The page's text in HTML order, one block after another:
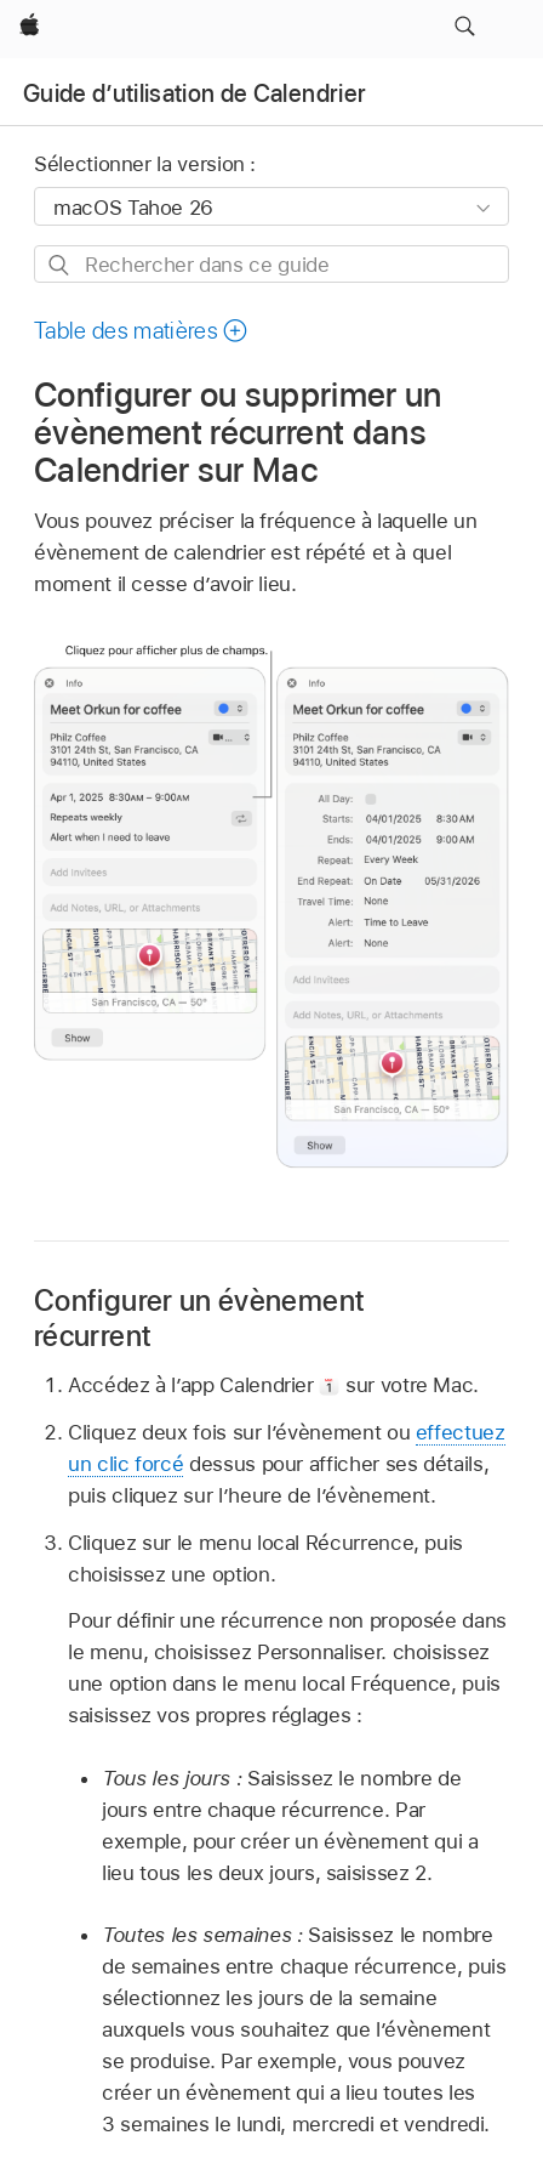
Apple
Guide d’utilisation de Calendrier
Sélectionner la version :
Rechercher
ce
Table des matières
Configurer ou supprimer un
évènement récurrent dans
Calendrier sur Mac
Vous pouvez préciser la fréquence à laquelle un
évènement de calendrier est répété et à quel
moment il cesse d’avoir lieu.
Configurer un évènement
récurrent
Accédez à lʼapp Calendrier
sur votre Mac.
Cliquez deux fois sur l’évènement ou effectuez
un clic forcé dessus pour afficher ses détails,
puis cliquez sur l’heure de l’évènement.
Cliquez sur le menu local Récurrence, puis
choisissez une option.
Pour définir une récurrence non proposée dans
le menu, choisissez Personnaliser. choisissez
une option dans le menu local Fréquence, puis
saisissez vos propres réglages :
Tous les jours :Saisissez le nombre de
jours entre chaque récurrence. Par
exemple, pour créer un évènement qui a
lieu tous les deux jours, saisissez 2.
Toutes les semaines :Saisissez le nombre
de semaines entre chaque récurrence, puis
sélectionnez les jours de la semaine
auxquels vous souhaitez que l’évènement
se produise. Par exemple, vous pouvez
créer un évènement qui a lieu toutes les
3 semaines le lundi, mercredi et vendredi.